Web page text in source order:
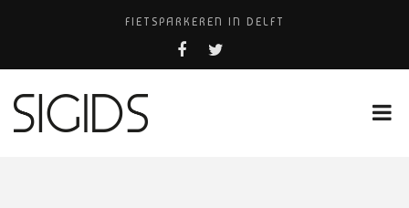
FIETSPARKEREN IN DELFT
PIZZERIA POMPEÏ ￼
COCKTAILS ON THE SPOT!